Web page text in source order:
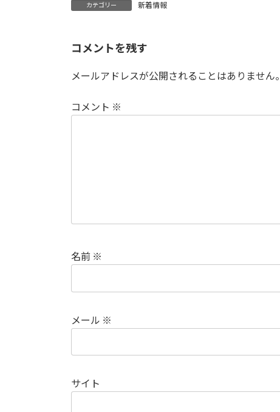
カテゴリー 新着情報
コメントを残す
メールアドレスが公開されることはありません。
コメント ※
名前 ※
メール ※
サイト